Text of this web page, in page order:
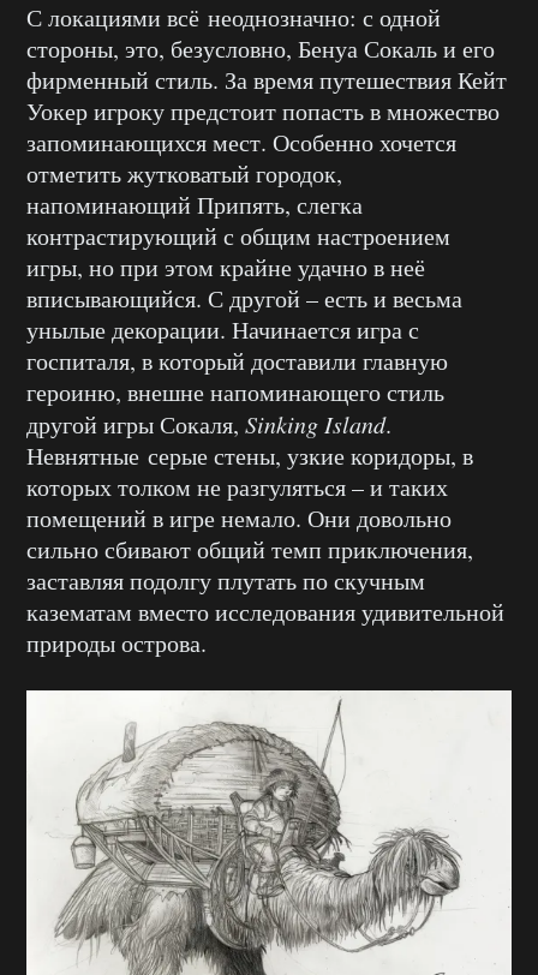
С локациями всё неоднозначно: с одной
стороны, это, безусловно, Бенуа Сокаль и его
фирменный стиль. За время путешествия Кейт
Уокер игроку предстоит попасть в множество
запоминающихся мест. Особенно хочется
отметить жутковатый городок,
напоминающий Припять, слегка
контрастирующий с общим настроением
игры, но при этом крайне удачно в неё
вписывающийся. С другой – есть и весьма
унылые декорации. Начинается игра с
госпиталя, в который доставили главную
героиню, внешне напоминающего стиль
другой игры Сокаля, Sinking Island.
Невнятные серые стены, узкие коридоры, в
которых толком не разгуляться – и таких
помещений в игре немало. Они довольно
сильно сбивают общий темп приключения,
заставляя подолгу плутать по скучным
казематам вместо исследования удивительной
природы острова.